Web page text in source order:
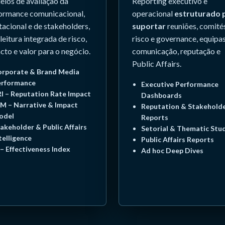
comunicacional,
e de stakeholders,
integrada de risco,
e valor para o negócio.
& Brand Media
– Reputation Rate Impact
– Narrative & Impact
& Public Affairs
Effectiveness Index
operacional estruturado
suportarreuniões,
risco e governance,
comunicação, reputação e
Public Affairs.
Executive Performance
Dashboards
Reputation &
Reports
Setorial & Thematic
Public Affairs Reports
Ad hoc Deep Dives